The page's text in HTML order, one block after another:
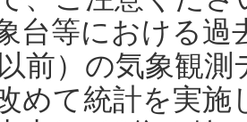
台等における過
以前）の気象観
めて統計を実